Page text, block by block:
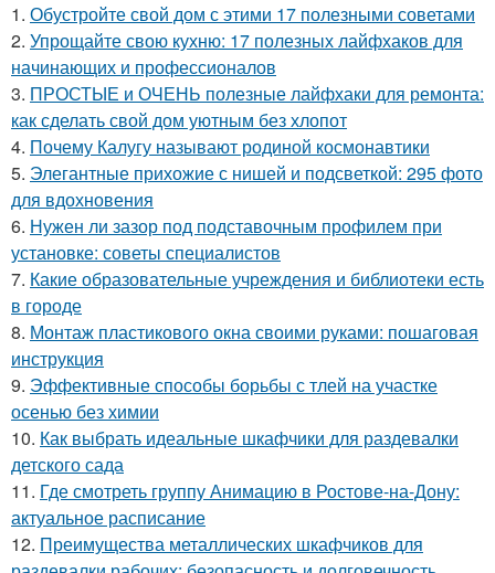
1. Обустройте свой дом с этими 17 полезными советами
2. Упрощайте свою кухню: 17 полезных лайфхаков для
начинающих и профессионалов
3. ПРОСТЫЕ и ОЧЕНЬ полезные лайфхаки для ремонта:
как сделать свой дом уютным без хлопот
4. Почему Калугу называют родиной космонавтики
5. Элегантные прихожие с нишей и подсветкой: 295 фото
для вдохновения
6. Нужен ли зазор под подставочным профилем при
установке: советы специалистов
7. Какие образовательные учреждения и библиотеки есть
в городе
8. Монтаж пластикового окна своими руками: пошаговая
инструкция
9. Эффективные способы борьбы с тлей на участке
осенью без химии
10. Как выбрать идеальные шкафчики для раздевалки
детского сада
11. Где смотреть группу Анимацию в Ростове-на-Дону:
актуальное расписание
12. Преимущества металлических шкафчиков для